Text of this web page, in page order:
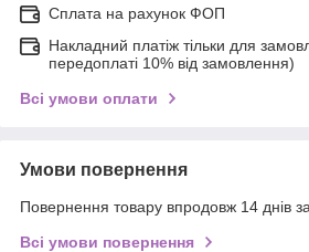
Сплата на рахунок ФОП
Накладний платіж тільки для
передоплаті 10% від замовлення)
Всі умови оплати
Умови повернення
Повернення товару впродовж 14 днів
Всі умови повернення